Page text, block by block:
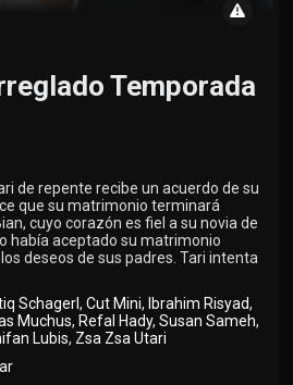
Temporada
de repente recibe un acuerdo de su
que su matrimonio terminará
cuyo corazón es fiel a su novia de
había aceptado su matrimonio
deseos de sus padres. Tari intenta
Schagerl, Cut Mini, Ibrahim Risyad,
Muchus, Refal Hady,Susan Sameh,
Lubis, Zsa Zsa Utari